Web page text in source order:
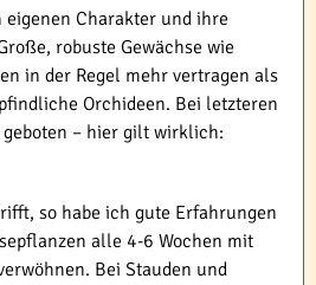
eigenen Charakter und ihre
robuste Gewächse wie
in der Regel mehr vertragen als
Orchideen. Bei letzteren
– hier gilt wirklich:
so habe ich gute Erfahrungen
alle 4-6 Wochen mit
Bei Stauden und